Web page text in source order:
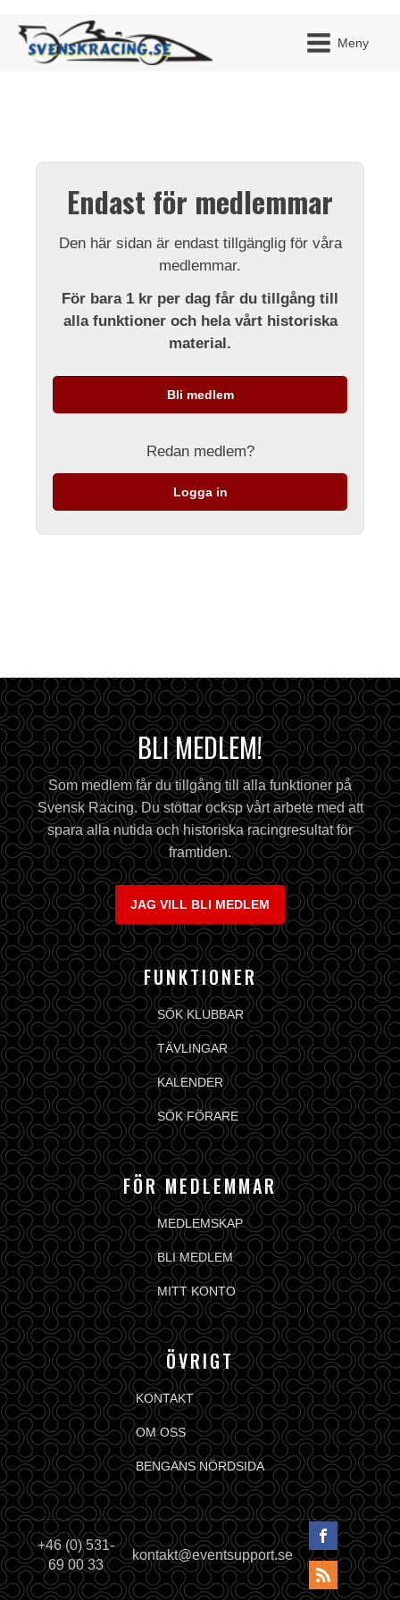
Meny
Endast för medlemmar
Den här sidan är endast tillgänglig för våra
medlemmar.
För bara 1 kr per dag får du tillgång till
alla funktioner och hela vårt historiska
material.
Bli medlem
Redan medlem?
Logga in
BLI MEDLEM!
Som medlem får du tillgång till alla funktioner på
Svensk Racing. Du stöttar ocksp vårt arbete med att
spara alla nutida och historiska racingresultat för
framtiden.
JAG VILL BLI MEDLEM
FUNKTIONER
SÖK KLUBBAR
TÄVLINGAR
KALENDER
SÖK FÖRARE
FÖR MEDLEMMAR
MEDLEMSKAP
BLI MEDLEM
MITT KONTO
ÖVRIGT
KONTAKT
OM OSS
BENGANS NÖRDSIDA
+46 (0) 531-
69 00 33
kontakt@eventsupport.se